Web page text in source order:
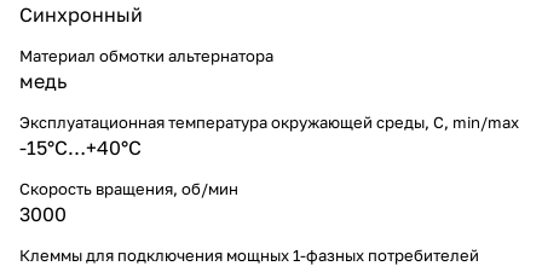
Синхронный
Материал обмотки альтернатора
медь
Эксплуатационная температура окружающей среды, С, min/max
-15°С…+40°С
Скорость вращения, об/мин
3000
Клеммы для подключения мощных 1-фазных потребителей